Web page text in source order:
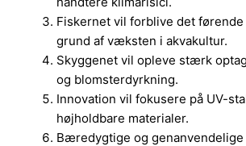
Fiskernet vil forblive det
grund af væksten i akvakultur.
Skyggenet vil opleve stærk
og blomsterdyrkning.
Innovation vil fokusere på UV-
højholdbare materialer.
Bæredygtige og